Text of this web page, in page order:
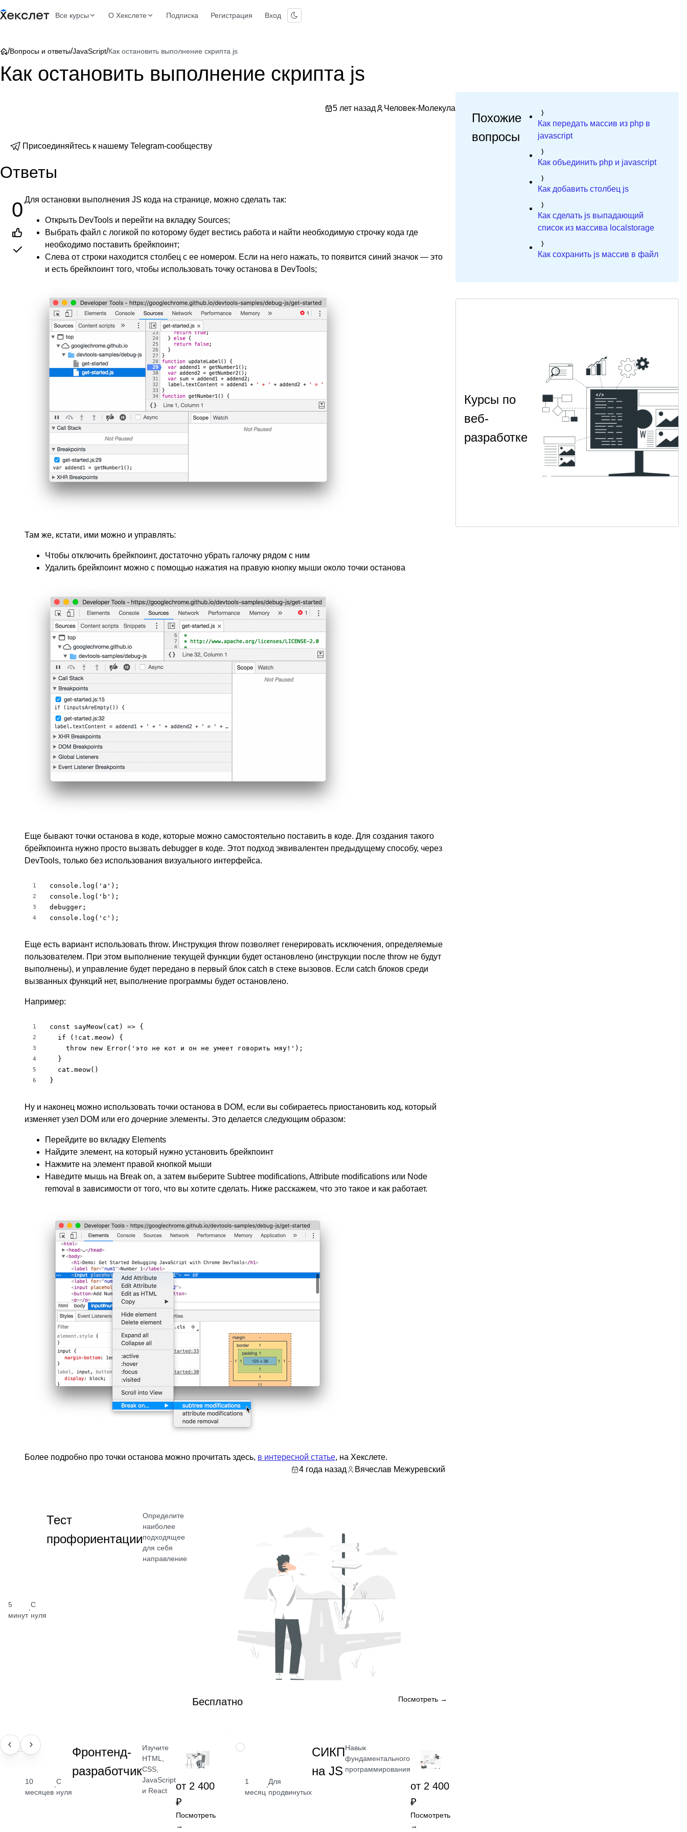
Все курсы О Хекслете Подписка Регистрация Вход
/Вопросы и ответы/JavaScript/Как остановить выполнение скрипта js
Как остановить выполнение скрипта js
5 лет назад Человек-Молекула
Присоединяйтесь к нашему Telegram-сообществу
Ответы
0 Для остановки выполнения JS кода на странице, можно сделать так:
Открыть DevTools и перейти на вкладку Sources;
Выбрать файл с логикой по которому будет вестись работа и найти необходимую строчку кода где
необходимо поставить брейкпоинт;
Слева от строки находится столбец с ее номером. Если на него нажать, то появится синий значок — это
и есть брейкпоинт того, чтобы использовать точку останова в DevTools;
Там же, кстати, ими можно и управлять:
Чтобы отключить брейкпоинт, достаточно убрать галочку рядом с ним
Удалить брейкпоинт можно с помощью нажатия на правую кнопку мыши около точки останова
Еще бывают точки останова в коде, которые можно самостоятельно поставить в коде. Для создания такого
брейкпоинта нужно просто вызвать debugger в коде. Этот подход эквивалентен предыдущему способу, через
DevTools, только без использования визуального интерфейса.
1
2
3
4
console.log('a');
console.log('b');
debugger;
console.log('c');
Еще есть вариант использовать throw. Инструкция throw позволяет генерировать исключения, определяемые
пользователем. При этом выполнение текущей функции будет остановлено (инструкции после throw не будут
выполнены), и управление будет передано в первый блок catch в стеке вызовов. Если catch блоков среди
вызванных функций нет, выполнение программы будет остановлено.
Например:
1
2
3
4
5
6
const sayMeow(cat) => {
  if (!cat.meow) {
    throw new Error('это не кот и он не умеет говорить мяу!');
  }
  cat.meow()
}
Ну и наконец можно использовать точки останова в DOM, если вы собираетесь приостановить код, который
изменяет узел DOM или его дочерние элементы. Это делается следующим образом:
Перейдите во вкладку Elements
Найдите элемент, на который нужно установить брейкпоинт
Нажмите на элемент правой кнопкой мыши
Наведите мышь на Break on, а затем выберите Subtree modifications, Attribute modifications или Node
removal в зависимости от того, что вы хотите сделать. Ниже расскажем, что это такое и как работает.
Более подробно про точки останова можно прочитать здесь, в интересной статье, на Хекслете.
4 года назад
Вячеслав Межуревский
5
минут
·
С
нуля
Тест
профориентации
Определите
наиболее
подходящее
для себя
направление
Бесплатно Посмотреть →
ПРОФЕССИЯ
10
месяцев
·
С
нуля
Фронтенд-
разработчик
Изучите
HTML,
CSS,
JavaScript
и React
от 2 400
₽
Посмотреть
→
НАВЫК
1
месяц
·
Для
продвинутых
СИКП
на JS
Навык
фундаментального
программирования
от 2 400
₽
Посмотреть
→
Похожие
вопросы
Как передать массив из php в
javascript
Как объединить php и javascript
Как добавить столбец js
Как сделать js выпадающий
список из массива localstorage
Как сохранить js массив в файл
Курсы по
веб-
разработке